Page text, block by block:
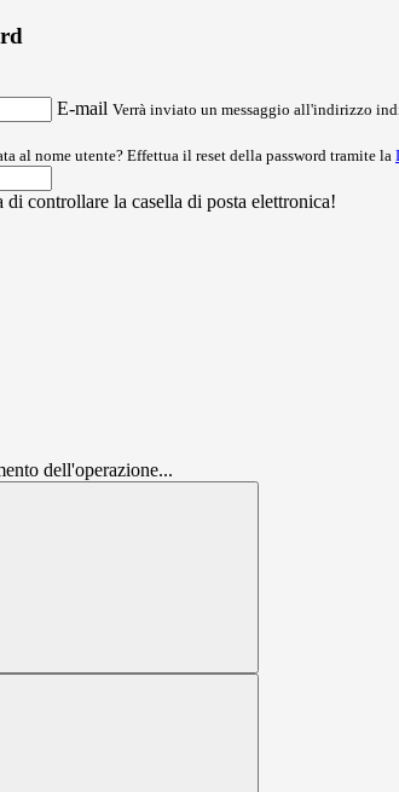
E-mail Verrà inviato un messaggio all'indirizzo
al nome utente? Effettua il reset della password tramite la
controllare la casella di posta elettronica!
dell'operazione...